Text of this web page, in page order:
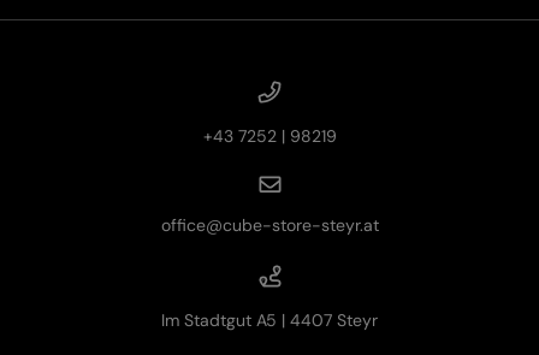
+43 7252 | 98219
office@cube-store-steyr.at
Im Stadtgut A5 | 4407 Steyr